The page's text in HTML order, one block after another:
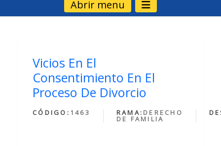
Abrir menu
Vicios En El
Consentimiento En El
Proceso De Divorcio
CÓDIGO: 1463 RAMA: DERECHO
DE FAMILIA